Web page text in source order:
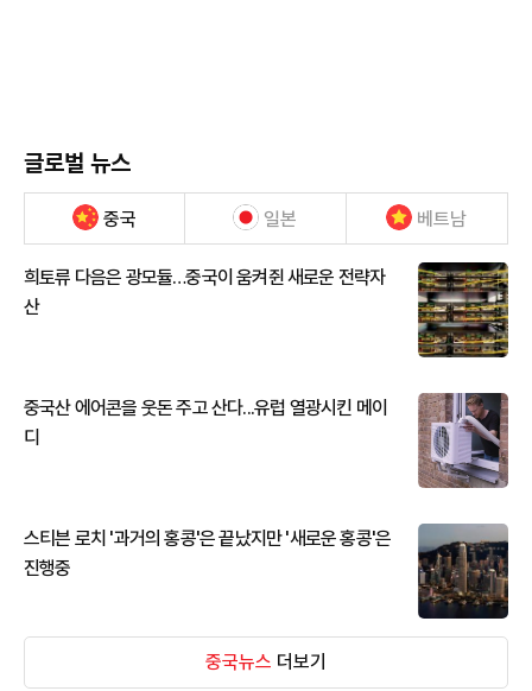
글로벌 뉴스
중국 일본 베트남
희토류 다음은 광모듈…중국이 움켜쥔 새로운 전략자
산
중국산 에어콘을 웃돈 주고 산다...유럽 열광시킨 메이
디
스티븐 로치 '과거의 홍콩'은 끝났지만 '새로운 홍콩'은
진행중
중국뉴스 더보기